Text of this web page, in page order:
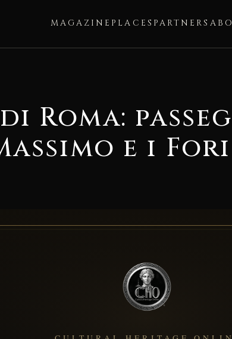
MAGAZINE PLACES PARTNERS
Roma:
e i